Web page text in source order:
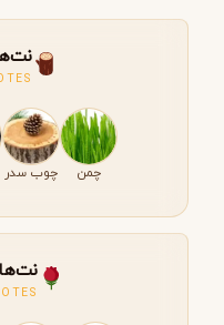
چمن چوب سدر